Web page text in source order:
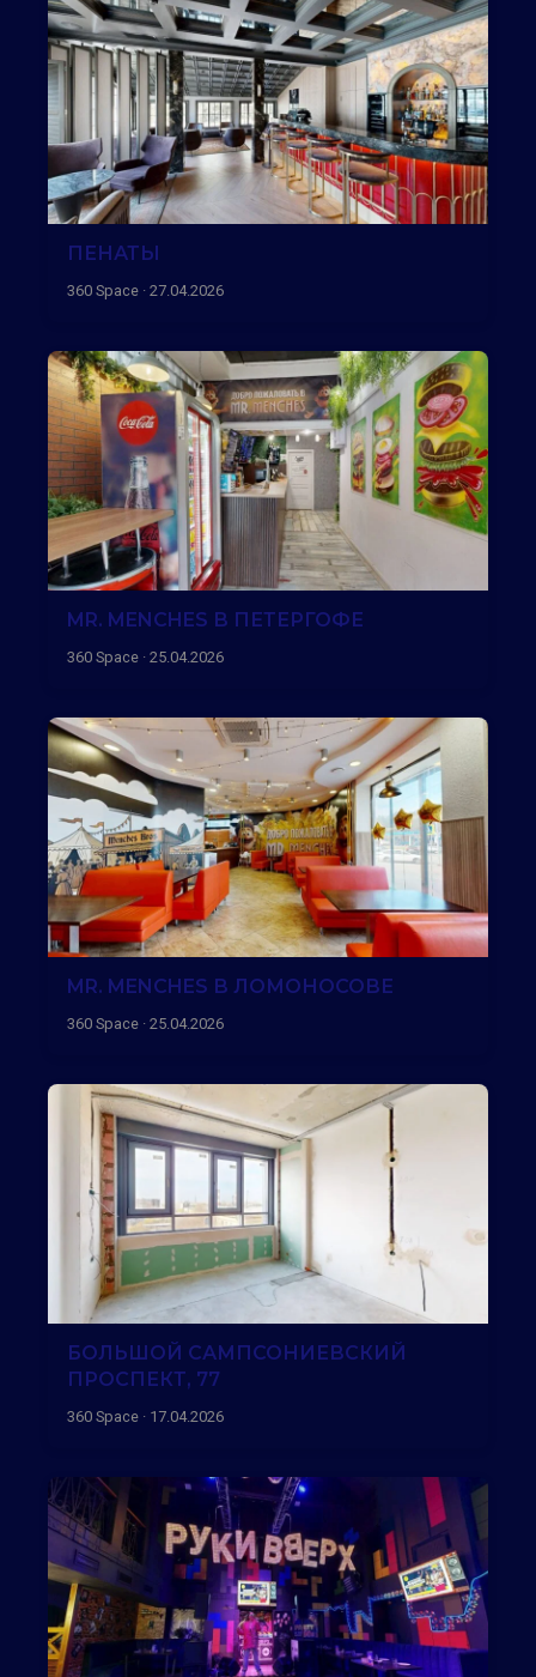
ПЕНАТЫ
360 Space · 27.04.2026
MR. MENCHES В ПЕТЕРГОФЕ
360 Space · 25.04.2026
MR. MENCHES В ЛОМОНОСОВЕ
360 Space · 25.04.2026
БОЛЬШОЙ САМПСОНИЕВСКИЙ
ПРОСПЕКТ, 77
360 Space · 17.04.2026